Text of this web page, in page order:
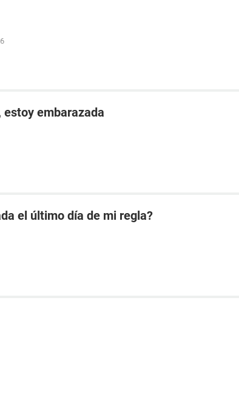
estoy embarazada
el último día de mi regla?